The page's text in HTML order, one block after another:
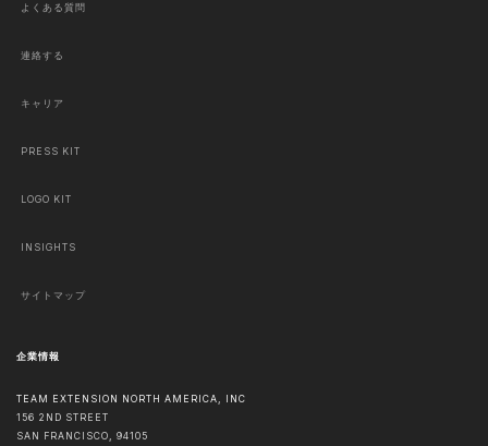
よくある質問
連絡する
キャリア
PRESS KIT
LOGO KIT
INSIGHTS
サイトマップ
企業情報
TEAM EXTENSION NORTH AMERICA, INC
156 2ND STREET
SAN FRANCISCO, 94105